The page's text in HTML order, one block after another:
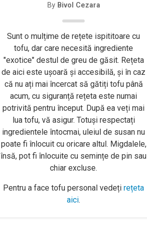
By Bivol Cezara
Sunt o mulțime de rețete ispititoare cu
tofu, dar care necesită ingrediente
"exotice" destul de greu de găsit. Rețeta
de aici este ușoară și accesibilă, și în caz
că nu ați mai încercat să gătiți tofu până
acum, cu siguranță rețeta este numai
potrivită pentru început. După ea veți mai
lua tofu, vă asigur. Totuși respectați
ingredientele întocmai, uleiul de susan nu
poate fi înlocuit cu oricare altul. Migdalele,
însă, pot fi înlocuite cu semințe de pin sau
chiar excluse.
Pentru a face tofu personal vedețirețeta
aici.